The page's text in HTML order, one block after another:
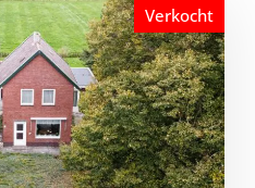
Verkocht